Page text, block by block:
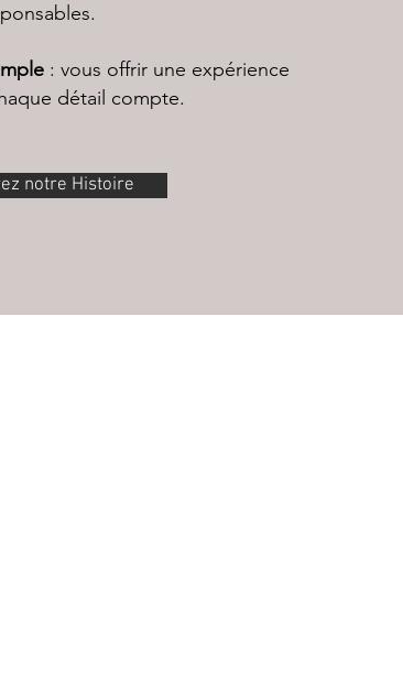
: vous offrir une expérience
détail compte.
notre Histoire